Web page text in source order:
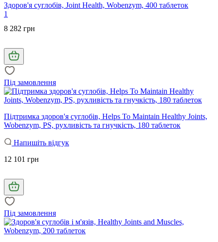
Здоров'я суглобів, Joint Health, Wobenzym, 400 таблеток
1
8 282 грн
Під замовлення
Підтримка здоров'я суглобів, Helps To Maintain Healthy Joints,
Wobenzym, PS, рухливість та гнучкість, 180 таблеток
Напишіть відгук
12 101 грн
Під замовлення